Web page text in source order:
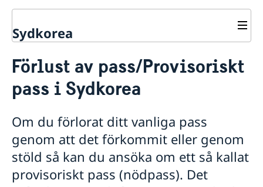
Sydkorea
Service till svenskar i Sydkorea
Rösta i Sydkorea
Online-tidsbokning för att besöka den konsulära
avdelningen
Ansökan om pass & nationellt id-kort
Ansökan om pass för vuxna
Ansökan om pass för barn under 18 år
Förlust av pass/Provisoriskt
pass i Sydkorea
Om du förlorat ditt vanliga pass
genom att det förkommit eller genom
stöld så kan du ansöka om ett så kallat
provisoriskt pass (nödpass). Det